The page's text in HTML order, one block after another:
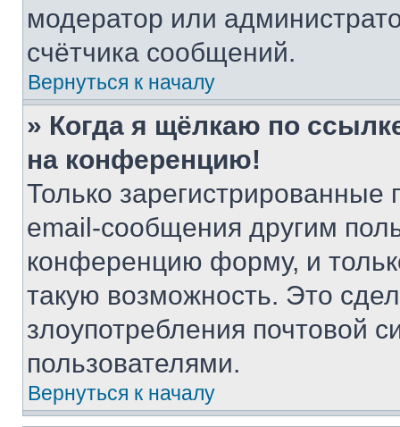
модератор или
счётчика сообщений.
Вернуться к началу
» Когда я щёлкаю по
на конференцию!
Только зарегистрированные
email-сообщения другим
конференцию форму, и
такую возможность. Это
злоупотребления почтовой
пользователями.
Вернуться к началу